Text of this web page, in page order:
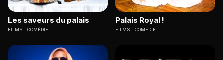
Les saveurs du palais
FILMS COMÉDIE
Palais Royal !
FILMS COMÉDIE